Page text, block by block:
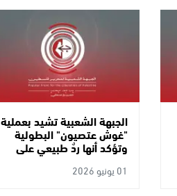
الجبهة الشعبية تشيد بعملية
"غوش عتصيون" البطولية
وتؤكد أنها ردٌ طبيعي على
جرائم الاحتلال
01 يونيو 2026